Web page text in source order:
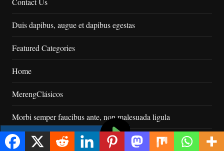
Duis dapibus, augue et dapibus egestas
Featured Categories
Home
MerengClásicos
Morbi semper faucibus ante, non malesuada ligula
Morgan Howen